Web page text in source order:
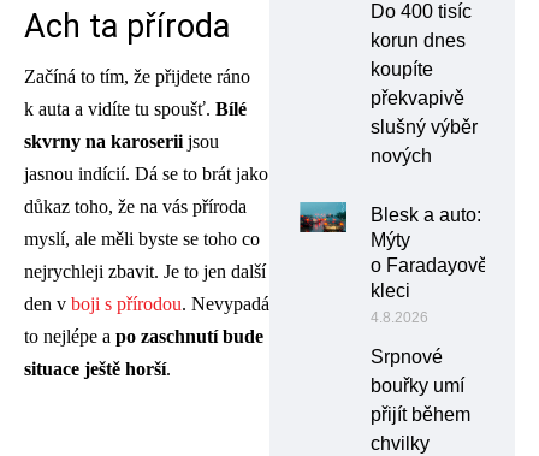
Ach ta příroda
Začíná to tím, že přijdete ráno
k auta a vidíte tu spoušť. Bílé
skvrny na karoserii jsou
jasnou indícií. Dá se to brát jako
důkaz toho, že na vás příroda
myslí, ale měli byste se toho co
nejrychleji zbavit. Je to jen další
den v boji s přírodou. Nevypadá
to nejlépe a po zaschnutí bude
situace ještě horší.
Do 400 tisíc
korun dnes
koupíte
překvapivě
slušný výběr
nových
Blesk a auto:
Mýty
o Faradayově
kleci
4.8.2026
Srpnové
bouřky umí
přijít během
chvilky